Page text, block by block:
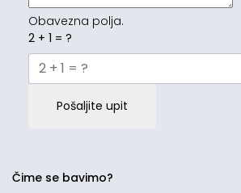
Obavezna polja.
2 + 1 = ?
Pošaljite upit
Čime se bavimo?